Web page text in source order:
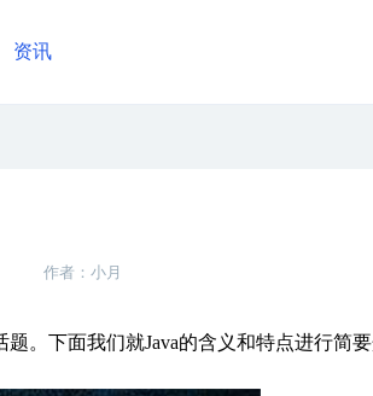
资讯
作者：小月
。下面我们就Java的含义和特点进行简要